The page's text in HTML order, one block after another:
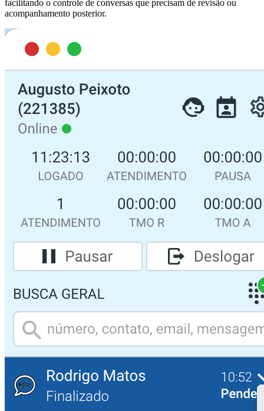
facilitando o controle de conversas que precisam de revisão ou
acompanhamento posterior.